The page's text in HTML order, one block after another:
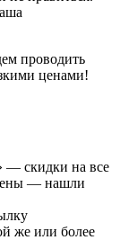
проводить
ценами!
— скидки на все
— нашли
же или более